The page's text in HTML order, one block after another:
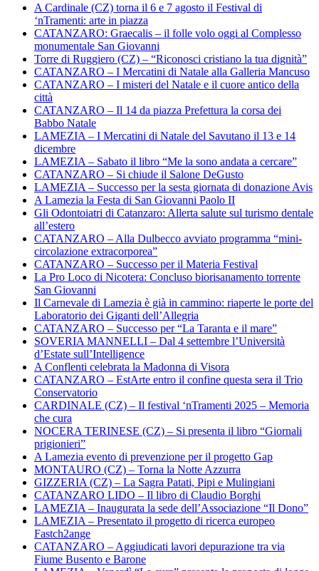
A Cardinale (CZ) torna il 6 e 7 agosto il Festival di
‘nTramenti: arte in piazza
CATANZARO: Graecalis – il folle volo oggi al Complesso
monumentale San Giovanni
Torre di Ruggiero (CZ) – “Riconosci cristiano la tua dignità”
CATANZARO – I Mercatini di Natale alla Galleria Mancuso
CATANZARO – I misteri del Natale e il cuore antico della
città
CATANZARO – Il 14 da piazza Prefettura la corsa dei
Babbo Natale
LAMEZIA – I Mercatini di Natale del Savutano il 13 e 14
dicembre
LAMEZIA – Sabato il libro “Me la sono andata a cercare”
CATANZARO – Si chiude il Salone DeGusto
LAMEZIA – Successo per la sesta giornata di donazione Avis
A Lamezia la Festa di San Giovanni Paolo II
Gli Odontoiatri di Catanzaro: Allerta salute sul turismo dentale
all’estero
CATANZARO – Alla Dulbecco avviato programma “mini-
circolazione extracorporea”
CATANZARO – Successo per il Materia Festival
La Pro Loco di Nicotera: Concluso biorisanamento torrente
San Giovanni
Il Carnevale di Lamezia è già in cammino: riaperte le porte del
Laboratorio dei Giganti dell’Allegria
CATANZARO – Successo per “La Taranta e il mare”
SOVERIA MANNELLI – Dal 4 settembre l’Università
d’Estate sull’Intelligence
A Conflenti celebrata la Madonna di Visora
CATANZARO – EstArte entro il confine questa sera il Trio
Conservatorio
CARDINALE (CZ) – Il festival ‘nTramenti 2025 – Memoria
che cura
NOCERA TERINESE (CZ) – Si presenta il libro “Giornali
prigionieri”
A Lamezia evento di prevenzione per il progetto Gap
MONTAURO (CZ) – Torna la Notte Azzurra
GIZZERIA (CZ) – La Sagra Patati, Pipi e Mulingiani
CATANZARO LIDO – Il libro di Claudio Borghi
LAMEZIA – Inaugurata la sede dell’Associazione “Il Dono”
LAMEZIA – Presentato il progetto di ricerca europeo
Fastch2ange
CATANZARO – Aggiudicati lavori depurazione tra via
Fiume Busento e Barone